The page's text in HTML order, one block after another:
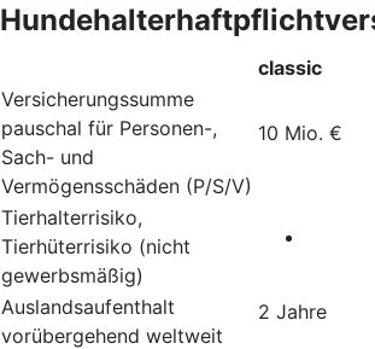
classic
Versicherungssumme
pauschal für Personen-,
Sach- und
Vermögensschäden (P/S/V)
10 Mio. €
Tierhalterrisiko,
Tierhüterrisiko (nicht
gewerbsmäßig)
Auslandsaufenthalt
vorübergehend weltweit
2 Jahre